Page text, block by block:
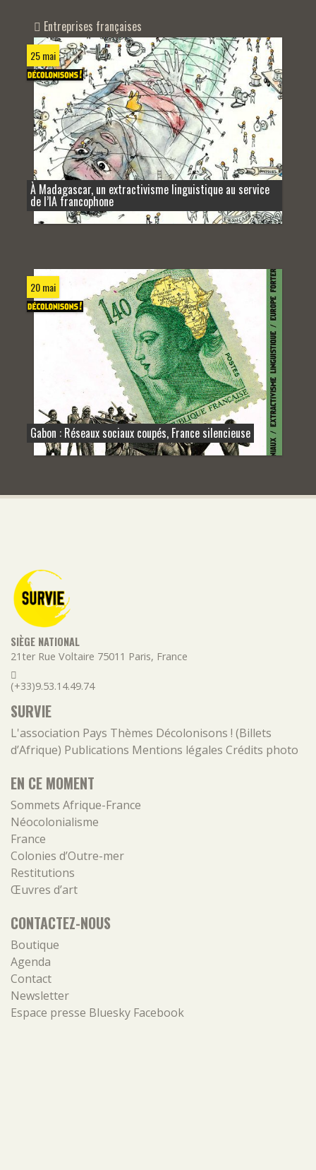
Entreprises françaises
25 mai
À Madagascar, un extractivisme linguistique au service
de l’IA francophone
20 mai
Gabon : Réseaux sociaux coupés, France silencieuse
SIÈGE NATIONAL
21ter Rue Voltaire 75011 Paris, France
(+33)9.53.14.49.74
SURVIE
L'association Pays Thèmes Décolonisons ! (Billets
d’Afrique) Publications Mentions légales Crédits photo
EN CE MOMENT
Sommets Afrique-France
Néocolonialisme
France
Colonies d’Outre-mer
Restitutions
Œuvres d’art
CONTACTEZ-NOUS
Boutique
Agenda
Contact
Newsletter
Espace presse Bluesky Facebook